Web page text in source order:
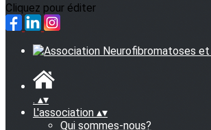
Cliquez pour éditer
. ▴▾
L'association ▴▾
Qui sommes-nous?